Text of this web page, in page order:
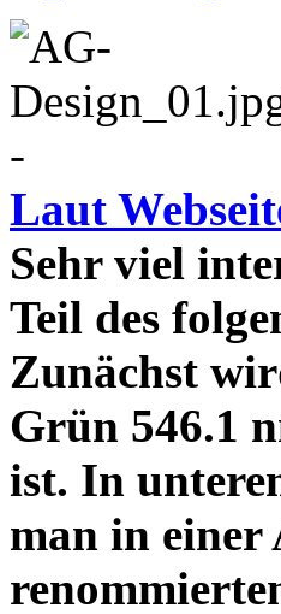
-
Laut
Sehr viel
Teil des
Zunächst
Grün 546.1
ist. In
man in